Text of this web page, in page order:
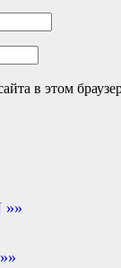
в этом
»»